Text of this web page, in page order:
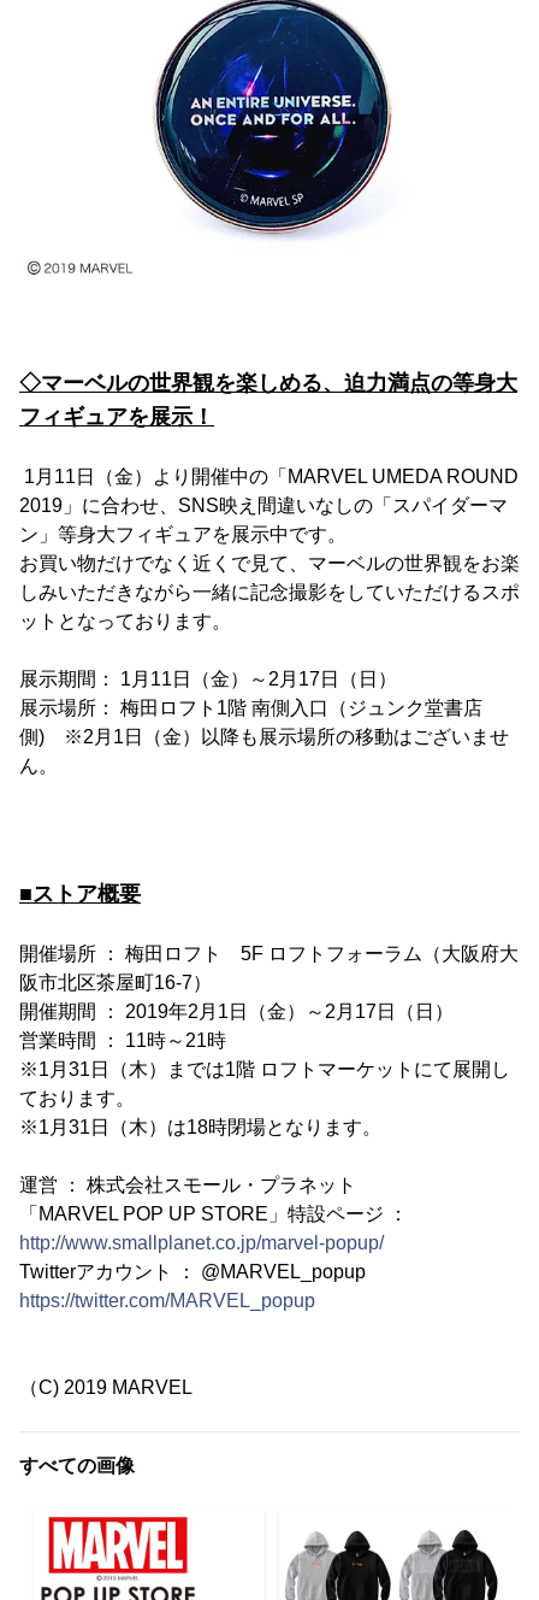
◇マーベルの世界観を楽しめる、迫力満点の等身大
フィギュアを展示！
1月11日（金）より開催中の「MARVEL UMEDA ROUND
2019」に合わせ、SNS映え間違いなしの「スパイダーマ
ン」等身大フィギュアを展示中です。
お買い物だけでなく近くで見て、マーベルの世界観をお楽
しみいただきながら一緒に記念撮影をしていただけるスポ
ットとなっております。
展示期間： 1月11日（金）～2月17日（日）
展示場所： 梅田ロフト1階 南側入口（ジュンク堂書店
側) ※2月1日（金）以降も展示場所の移動はございませ
ん。
■ストア概要
開催場所 ： 梅田ロフト 5F ロフトフォーラム（大阪府大
阪市北区茶屋町16-7）
開催期間 ： 2019年2月1日（金）～2月17日（日）
営業時間 ： 11時～21時
※1月31日（木）までは1階 ロフトマーケットにて展開し
ております。
※1月31日（木）は18時閉場となります。
運営 ： 株式会社スモール・プラネット
「MARVEL POP UP STORE」特設ページ ：
http://www.smallplanet.co.jp/marvel-popup/
Twitterアカウント ： @MARVEL_popup
https://twitter.com/MARVEL_popup
（C) 2019 MARVEL
すべての画像